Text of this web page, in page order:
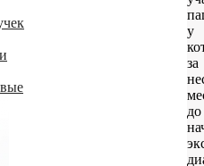
у
за
до